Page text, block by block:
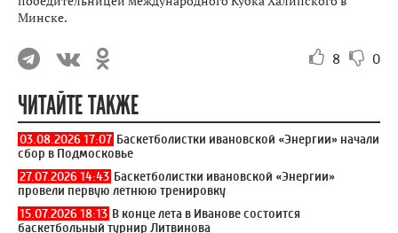
Минске.
8 0
ЧИТАЙТЕ ТАКЖЕ
03.08.2026 17:07 Баскетболистки ивановской «Энергии» начали
сбор в Подмосковье
27.07.2026 14:43 Баскетболистки ивановской «Энергии»
провели первую летнюю тренировку
15.07.2026 18:13 В конце лета в Иванове состоится
баскетбольный турнир Литвинова